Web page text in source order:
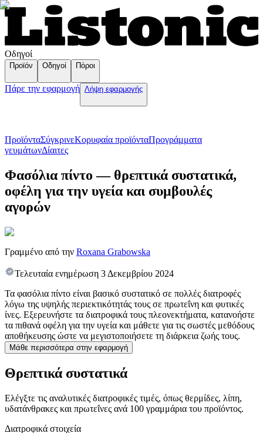
Οδηγοί
Προϊόν Οδηγοί Πόροι
Πάρε την εφαρμογή Λήψη εφαρμογής
ΠροϊόνταΣύγκρινεΚορυφαία προϊόνταПρογράμματα
γευμάτωνΔίαιτες
Φασόλια πίντο — θρεπτικά συστατικά,
οφέλη για την υγεία και συμβουλές
αγορών
Γραμμένο από την Roxana Grabowska
Τελευταία ενημέρωση 3 Δεκεμβρίου 2024
Τα φασόλια πίντο είναι βασικό συστατικό σε πολλές διατροφές
λόγω της υψηλής περιεκτικότητάς τους σε πρωτεΐνη και φυτικές
ίνες. Εξερευνήστε τα διατροφικά τους πλεονεκτήματα, κατανοήστε
τα πιθανά οφέλη για την υγεία και μάθετε για τις σωστές μεθόδους
αποθήκευσης ώστε να μεγιστοποιήσετε τη διάρκεια ζωής τους.
Μάθε περισσότερα στην εφαρμογή
Θρεπτικά συστατικά
Ελέγξτε τις αναλυτικές διατροφικές τιμές, όπως θερμίδες, λίπη,
υδατάνθρακες και πρωτεΐνες ανά 100 γραμμάρια του προϊόντος.
Διατροφικά στοιχεία